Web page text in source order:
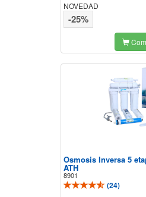
NOVEDAD
-25%
Osmosis Inversa 5
ATH
8901
(24)